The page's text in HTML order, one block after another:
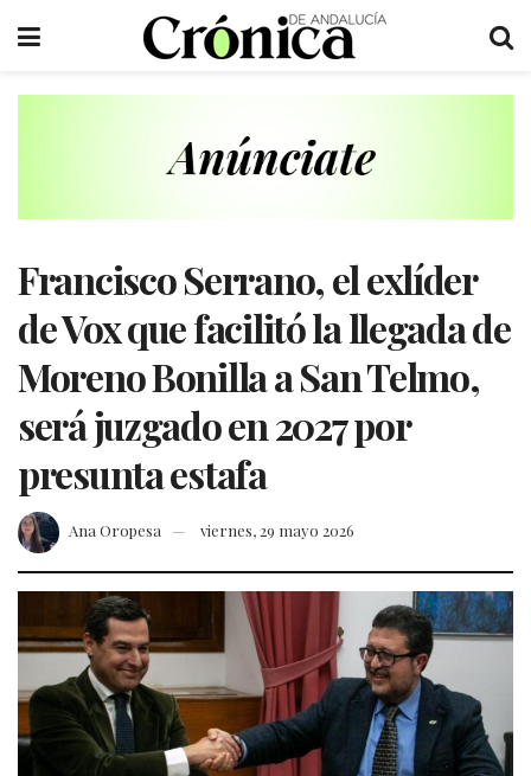
Francisco Serrano, el exlíder
de Vox que facilitó la llegada de
Moreno Bonilla a San Telmo,
será juzgado en 2027 por
presunta estafa
Ana Oropesa viernes, 29 mayo 2026